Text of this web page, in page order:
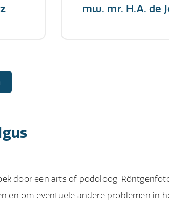
mw. mr. H.A. de
door een arts of podoloog.
en om eventuele andere problemen in